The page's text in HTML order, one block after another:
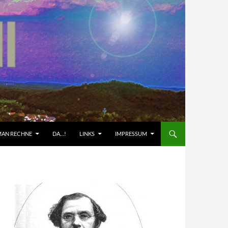
RECHNE DA…! LINKS IMPRESSUM